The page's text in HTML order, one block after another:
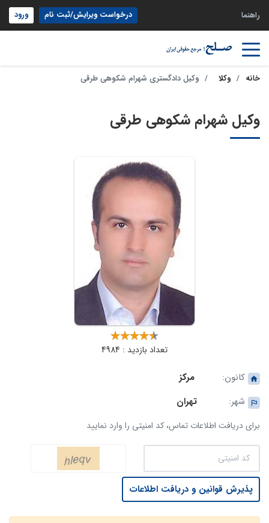
راهنما درخواست ویرایش/ثبت نام ورود
خانه وکلا وکیل دادگستری شهرام شکوهی طرقی
وکیل شهرام شکوهی طرقی
تعداد بازدید : 4984
کانون:
مرکز
شهر:
تهران
برای دریافت اطلاعات تماس، کد امنیتی را وارد نمایید
پذیرش قوانین و دریافت اطلاعات